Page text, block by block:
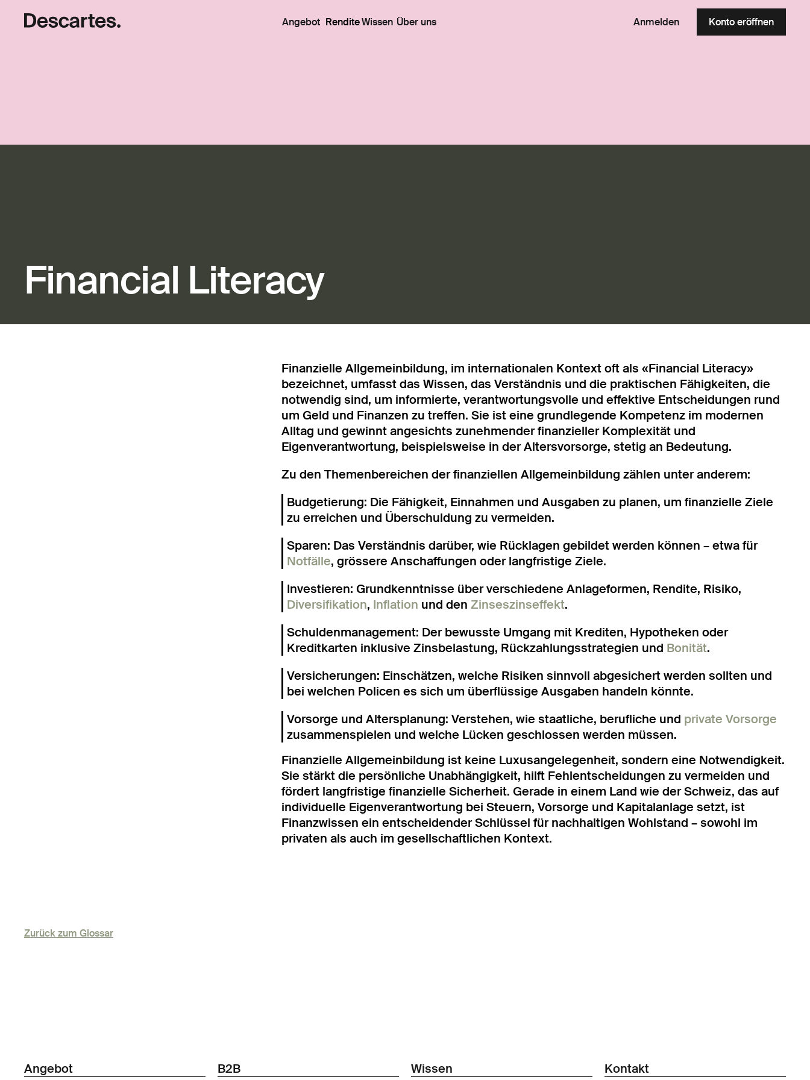
Angebot RenditeWissen Über uns Anmelden Konto eröffnen
Financial Literacy
Finanzielle Allgemeinbildung, im internationalen Kontext oft als «Financial Literacy»
bezeichnet, umfasst das Wissen, das Verständnis und die praktischen Fähigkeiten, die
notwendig sind, um informierte, verantwortungsvolle und effektive Entscheidungen rund
um Geld und Finanzen zu treffen. Sie ist eine grundlegende Kompetenz im modernen
Alltag und gewinnt angesichts zunehmender finanzieller Komplexität und
Eigenverantwortung, beispielsweise in der Altersvorsorge, stetig an Bedeutung.
Zu den Themenbereichen der finanziellen Allgemeinbildung zählen unter anderem:
Budgetierung: Die Fähigkeit, Einnahmen und Ausgaben zu planen, um finanzielle Ziele
zu erreichen und Überschuldung zu vermeiden.
Sparen: Das Verständnis darüber, wie Rücklagen gebildet werden können – etwa für
Notfälle, grössere Anschaffungen oder langfristige Ziele.
Investieren: Grundkenntnisse über verschiedene Anlageformen, Rendite, Risiko,
Diversifikation, Inflation und denZinseszinseffekt.
Schuldenmanagement: Der bewusste Umgang mit Krediten, Hypotheken oder
Kreditkarten inklusive Zinsbelastung, Rückzahlungsstrategien und Bonität.
Versicherungen: Einschätzen, welche Risiken sinnvoll abgesichert werden sollten und
bei welchen Policen es sich um überflüssige Ausgaben handeln könnte.
Vorsorge und Altersplanung: Verstehen, wie staatliche, berufliche und private Vorsorge
zusammenspielen und welche Lücken geschlossen werden müssen.
Finanzielle Allgemeinbildung ist keine Luxusangelegenheit, sondern eine Notwendigkeit.
Sie stärkt die persönliche Unabhängigkeit, hilft Fehlentscheidungen zu vermeiden und
fördert langfristige finanzielle Sicherheit. Gerade in einem Land wie der Schweiz, das auf
individuelle Eigenverantwortung bei Steuern, Vorsorge und Kapitalanlage setzt, ist
Finanzwissen ein entscheidender Schlüssel für nachhaltigen Wohlstand – sowohl im
privaten als auch im gesellschaftlichen Kontext.
Zurück zum Glossar
Angebot B2B Wissen Kontakt